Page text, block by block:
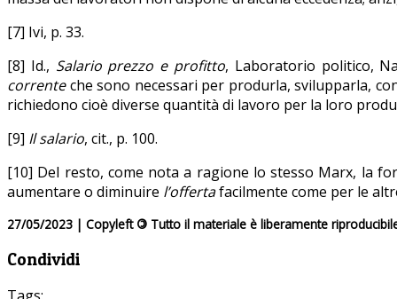
[7] Ivi, p. 33.
[8] Id., Salario prezzo e profitto, Laboratorio politico,
correnteche sono necessari per produrla, svilupparla,
richiedono cioè diverse quantità di lavoro per la loro
[9] Il salario, cit., p. 100.
[10] Del resto, come nota a ragione lo stesso Marx, la
aumentare o diminuire l’offertafacilmente come per le
27/05/2023 | Copyleft © Tutto il materiale è liberamente
Condividi